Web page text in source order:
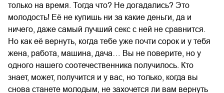
только на время. Тогда что? Не догадались? Это
молодость! Её не купишь ни за какие деньги, да и
ничего, даже самый лучший секс с ней не сравнится.
Но как её вернуть, когда тебе уже почти сорок и у тебя
жена, работа, машина, дача… Вы не поверите, но у
одного нашего соотечественника получилось. Кто
знает, может, получится и у вас, но только, когда вы
снова станете молодым, не захочется ли вам вернуть